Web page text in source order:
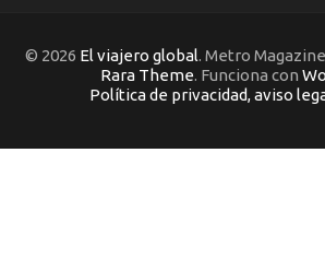
© 2026 El viajero global. Metro
Rara Theme. Funciona con
Política de privacidad, aviso